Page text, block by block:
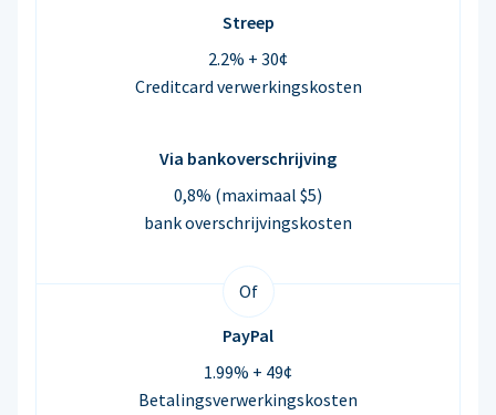
Streep
2.2% + 30¢
Creditcard verwerkingskosten
Via bankoverschrijving
0,8% (maximaal $5)
bank overschrijvingskosten
Of
PayPal
1.99% + 49¢
Betalingsverwerkingskosten